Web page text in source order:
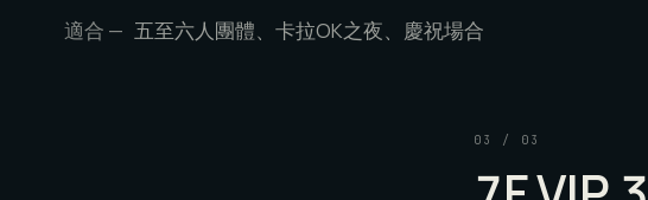
適合 — 五至六人團體、卡拉OK之夜、慶祝場合
03 / 03